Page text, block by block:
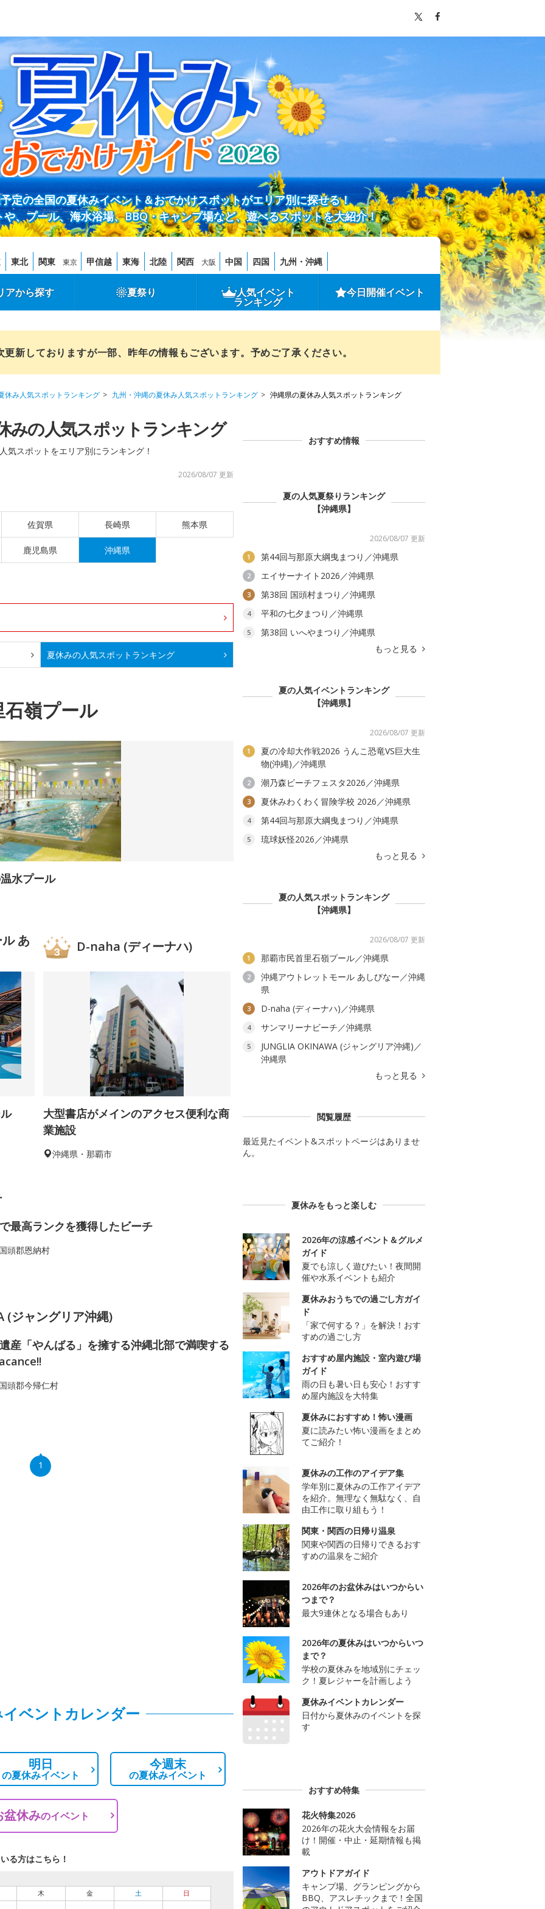
定の全国の夏休みイベント＆おでかけスポットがエリア別に探せる！
、プール、海水浴場、BBQ・キャンプ場など、遊べるスポットを大紹介！
東北 関東 東京 甲信越 東海 北陸 関西 大阪 中国 四国 九州・沖縄
アから探す 夏祭り 人気イベント
ランキング
今日開催イベント
新しておりますが一部、昨年の情報もございます。予めご了承ください。
休み人気スポットランキング 九州・沖縄の夏休み人気スポットランキング 沖縄県の夏休み人気スポットランキング
みの人気スポットランキング
気スポットをエリア別にランキング！
2026/08/07 更新
佐賀県 長崎県 熊本県
鹿児島県 沖縄県
夏休みの人気スポット ランキング
嶺プール
水プール
あ D-naha (ディーナハ)
大型書店がメインのアクセス便利な商
業施設
沖縄県・那覇市
最高ランクを獲得したビーチ
頭郡恩納村
(ジャングリア沖縄)
産「やんばる」を擁する沖縄北部で満喫する
頭郡今帰仁村
1
ベントカレンダー
明日
の夏休みイベント
今週末
の夏休みイベント
盆休みのイベント
る方はこちら！
木 金 土 日
おすすめ情報
夏の人気夏祭りランキング
【沖縄県】
2026/08/07 更新
1 第44回与那原大綱曳まつり／沖縄県
2 エイサーナイト2026／沖縄県
3 第38回 国頭村まつり／沖縄県
4 平和の七夕まつり／沖縄県
5
第38回 いへやまつり／沖縄県
もっと見る
夏の人気イベントランキング
【沖縄県】
2026/08/07 更新
1
夏の冷却大作戦2026 うんこ恐竜VS巨大生
物(沖縄)／沖縄県
2 潮乃森ビーチフェスタ2026／沖縄県
3 夏休みわくわく冒険学校 2026／沖縄県
4 第44回与那原大綱曳まつり／沖縄県
5
琉球妖怪2026／沖縄県
もっと見る
夏の人気スポットランキング
【沖縄県】
2026/08/07 更新
1 那覇市民首里石嶺プール／沖縄県
2
沖縄アウトレットモール あしびなー／沖縄
県
3 D-naha (ディーナハ)／沖縄県
4 サンマリーナビーチ／沖縄県
5
JUNGLIA OKINAWA (ジャングリア沖縄)／
沖縄県
もっと見る
閲覧履歴
最近見たイベント&スポットページはありませ
ん。
夏休みをもっと楽しむ
2026年の涼感イベント＆グルメ
ガイド
夏でも涼しく遊びたい！夜間開
催や水系イベントも紹介
夏休みおうちでの過ごし方ガイ
ド
「家で何する？」を解決！おす
すめの過ごし方
おすすめ屋内施設・室内遊び場
ガイド
雨の日も暑い日も安心！おすす
め屋内施設を大特集
夏休みにおすすめ！怖い漫画
夏に読みたい怖い漫画をまとめ
てご紹介！
夏休みの工作のアイデア集
学年別に夏休みの工作アイデア
を紹介。無理なく無駄なく、自
由工作に取り組もう！
関東・関西の日帰り温泉
関東や関西の日帰りできるおす
すめの温泉をご紹介
2026年のお盆休みはいつからい
つまで？
最大9連休となる場合もあり
2026年の夏休みはいつからいつ
まで？
学校の夏休みを地域別にチェッ
ク！夏レジャーを計画しよう
夏休みイベントカレンダー
日付から夏休みのイベントを探
す
おすすめ特集
花火特集2026
2026年の花火大会情報をお届
け！開催・中止・延期情報も掲
載
アウトドアガイド
キャンプ場、グランピングから
BBQ、アスレチックまで！全国